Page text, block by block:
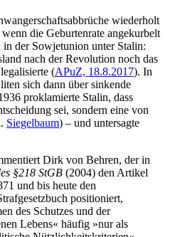
wiederholt
die Geburtenrate angekurbelt
der Sowjetunion unter Stalin:
nach der Revolution noch das
(APuZ, 18.8.2017). In
sich dann über sinkende
proklamierte Stalin, dass
sei, sondern eine von
Siegelbaum) – und untersagte
Dirk von Behren, der in
§218 StGB (2004) den Artikel
und bis heute den
positioniert,
des Schutzes und der
Lebens« häufig »nur als